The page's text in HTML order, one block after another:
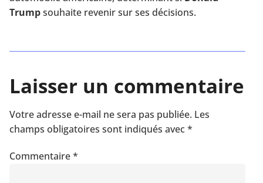
Trumpsouhaite revenir sur ses décisions.
Laisser un commentaire
Votre adresse e-mail ne sera pas publiée. Les
champs obligatoires sont indiqués avec *
Commentaire*